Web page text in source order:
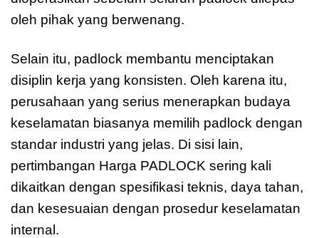
oleh pihak yang berwenang.
Selain itu, padlock membantu menciptakan
disiplin kerja yang konsisten. Oleh karena itu,
perusahaan yang serius menerapkan budaya
keselamatan biasanya memilih padlock dengan
standar industri yang jelas. Di sisi lain,
pertimbangan Harga PADLOCK sering kali
dikaitkan dengan spesifikasi teknis, daya tahan,
dan kesesuaian dengan prosedur keselamatan
internal.